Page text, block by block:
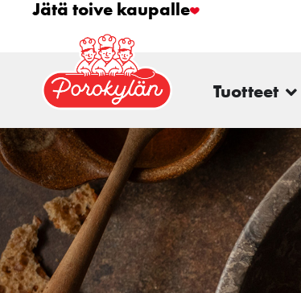
Jätä toive kaupalle
Tuotteet